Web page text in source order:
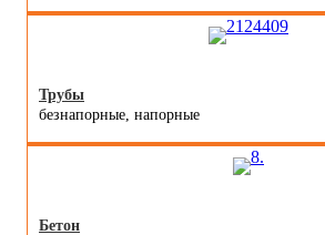
Трубы
безнапорные, напорные
Бетон